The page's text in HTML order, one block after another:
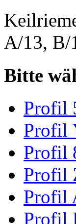
A/13, B/
Bitte
Profil
Profil
Profil
Profil
Profil
Profil